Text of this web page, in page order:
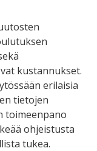
kustannukset.
erilaisia
tietojen
toimeenpano
ohjeistusta
tukea.